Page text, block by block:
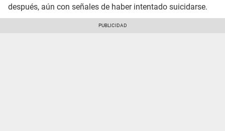
después, aún con señales de haber intentado suicidarse.